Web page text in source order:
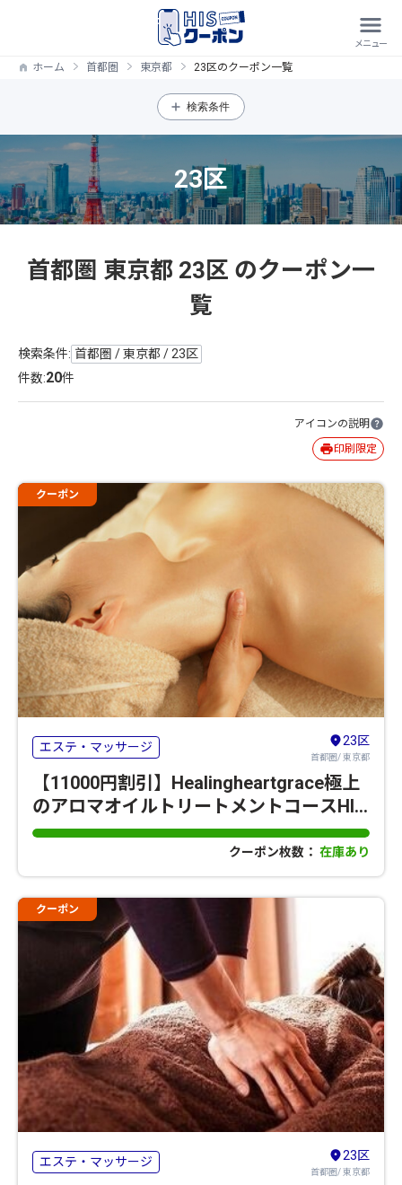
ホーム 首都圏 東京都 23区のクーポン一覧
検索条件
23区
首都圏 東京都 23区 のクーポン一
覧
検索条件: 首都圏 / 東京都 / 23区
件数:20件
アイコンの説明
印刷限定
クーポン
エステ・マッサージ 23区
首都圏/ 東京都
【11000円割引】Healingheartgrace極上
のアロマオイルトリートメントコースHIS
限定メニュー
クーポン枚数： 在庫あり
クーポン
エステ・マッサージ 23区
首都圏/ 東京都